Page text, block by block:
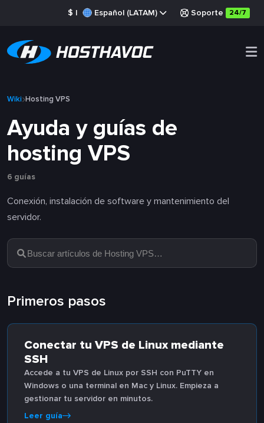
$ | Español (LATAM) Soporte 24/7
Wiki Hosting VPS
Ayuda y guías de
hosting VPS
6 guías
Conexión, instalación de software y mantenimiento del
servidor.
Primeros pasos
Conectar tu VPS de Linux mediante
SSH
Accede a tu VPS de Linux por SSH con PuTTY en
Windows o una terminal en Mac y Linux. Empieza a
gestionar tu servidor en minutos.
Leer guía